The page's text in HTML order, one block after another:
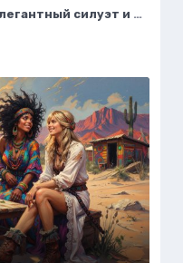
Роскошная модель на пляже: элегантный силуэт и изысканный стиль. Картинка из нейросети Flux.1